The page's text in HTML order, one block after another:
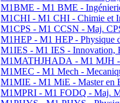
M1BME - M1 BME -
M1CHI - M1 CHI - Chimie et
M1CPS - M1 CCSN - Maj.
M1HEP - M1 HEP - Physique
M1IES - M1 IES - Innovation,
M1MATHJHADA - M1 MJH -
M1MEC - M1 Mech -
M1MIE - M1 MiE - Master en
M1MPRI - M1 FODQ - Maj.